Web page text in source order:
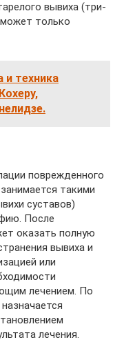
вывиха (три-
только
и техника
поврежденного
такими
суставов)
После
оказать полную
вывиха и
или
лечением. По
лечения.